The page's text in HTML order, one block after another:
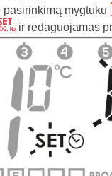
pasirinkimą mygtuku
ir redaguojamas